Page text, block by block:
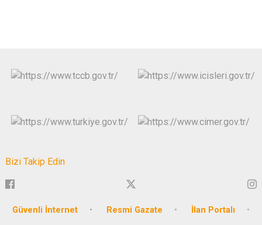
Bizi Takip Edin
Güvenli İnternet Resmi Gazate İlan Portalı